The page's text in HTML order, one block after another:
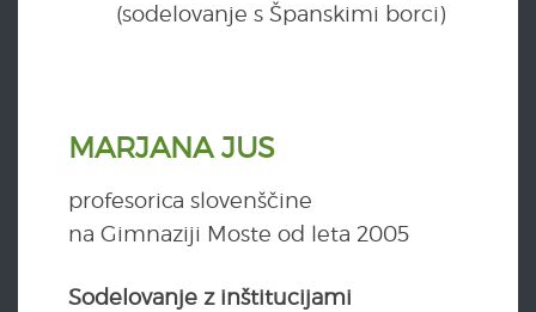
(sodelovanje s Španskimi borci)
MARJANA JUS
profesorica slovenščine
na Gimnaziji Moste od leta 2005
Sodelovanje z inštitucijami